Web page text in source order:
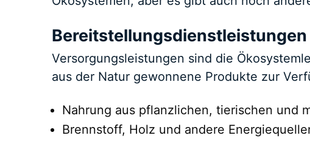
Bereitstellungsdienstleistungen
Versorgungsleistungen sind die
aus der Natur gewonnene Produkte zur
Nahrung aus pflanzlichen, tierischen und
Brennstoff, Holz und andere